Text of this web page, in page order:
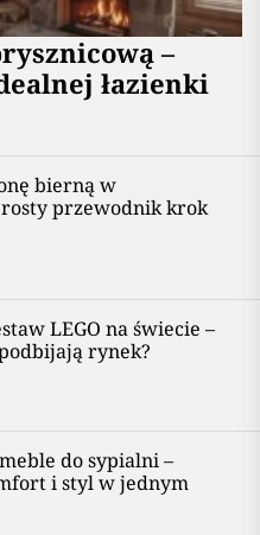
–
łazienki
bierną w
przewodnik krok
LEGO na świecie –
rynek?
do sypialni –
i styl w jednym